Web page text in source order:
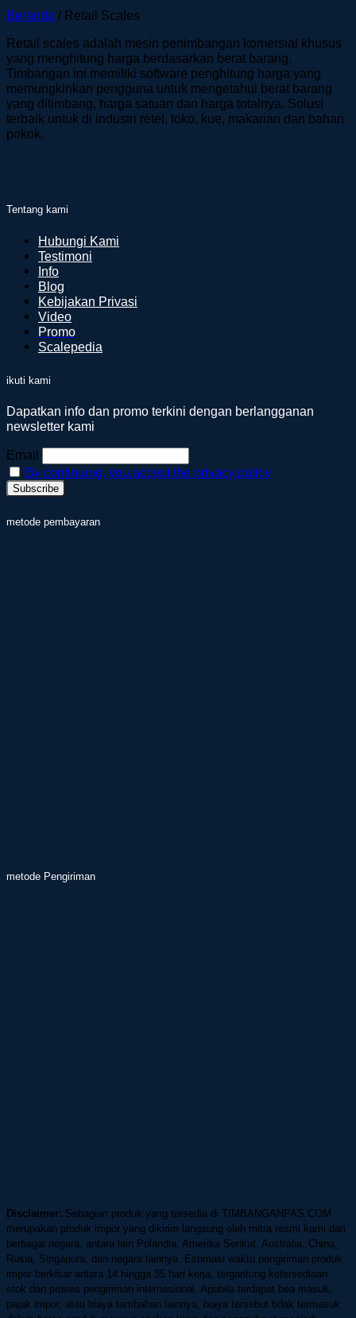
Beranda / Retail Scales
Retail scales adalah mesin penimbangan komersial khusus
yang menghitung harga berdasarkan berat barang.
Timbangan ini memiliki software penghitung harga yang
memungkinkan pengguna untuk mengetahui berat barang
yang ditimbang, harga satuan dan harga totalnya. Solusi
terbaik untuk di industri retel, toko, kue, makanan dan bahan
pokok.
Tentang kami
Hubungi Kami
Testimoni
Info
Blog
Kebijakan Privasi
Video
Promo
Scalepedia
ikuti kami
Dapatkan info dan promo terkini dengan berlangganan
newsletter kami
Email
By continuing, you accept the privacy policy
metode pembayaran
metode Pengiriman
Disclaimer: Sebagian produk yang tersedia di TIMBANGANPAS.COM
merupakan produk impor yang dikirim langsung oleh mitra resmi kami dari
berbagai negara, antara lain Polandia, Amerika Serikat, Australia, China,
Rusia, Singapura, dan negara lainnya. Estimasi waktu pengiriman produk
impor berkisar antara 14 hingga 35 hari kerja, tergantung ketersediaan
stok dan proses pengiriman internasional. Apabila terdapat bea masuk,
pajak impor, atau biaya tambahan lainnya, biaya tersebut tidak termasuk